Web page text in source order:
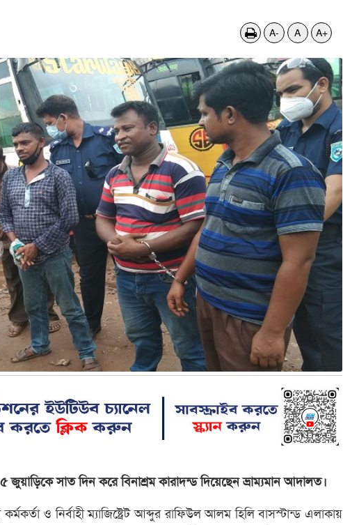
A- A A+
জুয়াড়িকে সাত দিন করে বিনাশ্রম কারাদন্ড দিয়েছেন ভ্রাম্যমান আদালত।
ও নির্বাহী ম্যাজিষ্ট্রেট আব্দুর রাফিউল আলম হিলি বাসস্টান্ড এলাকায়